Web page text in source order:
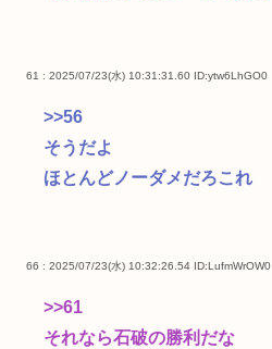
61 : 2025/07/23(水) 10:31:31.60 ID:ytw6LhGO0
>>56
そうだよ
ほとんどノーダメだろこれ
66 : 2025/07/23(水) 10:32:26.54 ID:LufmWrOW0
>>61
それなら石破の勝利だな